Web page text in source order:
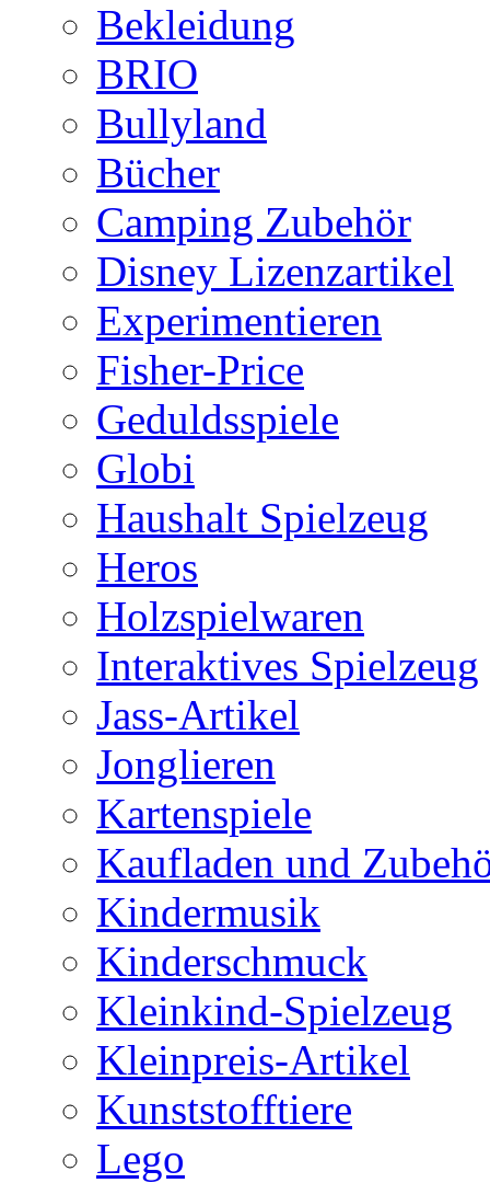
Bekleidung
BRIO
Bullyland
Bücher
Camping Zubehör
Disney Lizenzartikel
Experimentieren
Fisher-Price
Geduldsspiele
Globi
Haushalt Spielzeug
Heros
Holzspielwaren
Interaktives Spielzeug
Jass-Artikel
Jonglieren
Kartenspiele
Kaufladen und
Kindermusik
Kinderschmuck
Kleinkind-Spielzeug
Kleinpreis-Artikel
Kunststofftiere
Lego